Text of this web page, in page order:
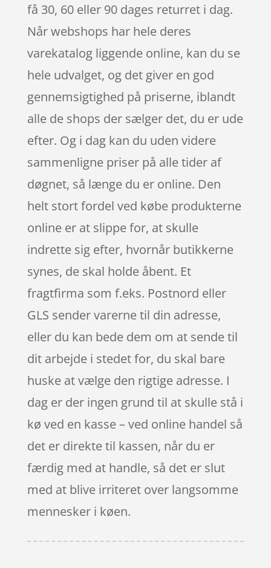
få 30, 60 eller 90 dages returret i dag.
Når webshops har hele deres
varekatalog liggende online, kan du se
hele udvalget, og det giver en god
gennemsigtighed på priserne, iblandt
alle de shops der sælger det, du er ude
efter. Og i dag kan du uden videre
sammenligne priser på alle tider af
døgnet, så længe du er online. Den
helt stort fordel ved købe produkterne
online er at slippe for, at skulle
indrette sig efter, hvornår butikkerne
synes, de skal holde åbent. Et
fragtfirma som f.eks. Postnord eller
GLS sender varerne til din adresse,
eller du kan bede dem om at sende til
dit arbejde i stedet for, du skal bare
huske at vælge den rigtige adresse. I
dag er der ingen grund til at skulle stå i
kø ved en kasse – ved online handel så
det er direkte til kassen, når du er
færdig med at handle, så det er slut
med at blive irriteret over langsomme
mennesker i køen.